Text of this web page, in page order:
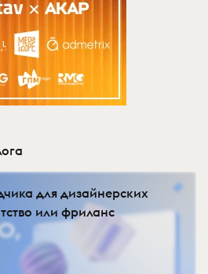
для дизайнерских
или фриланс